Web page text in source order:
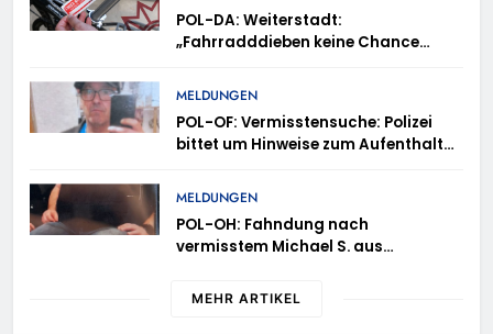
POL-DA: Weiterstadt:
„Fahrradddieben keine Chance
Anmeldung erforderlich
MELDUNGEN
POL-OF: Vermisstensuche: Polizei
bittet um Hinweise zum Aufenthalt
MELDUNGEN
POL-OH: Fahndung nach
vermisstem Michael S. aus
MEHR ARTIKEL